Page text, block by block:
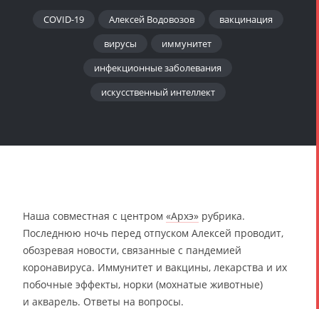
COVID-19 Алексей Водовозов
вакцинация
вирусы
иммунитет
инфекционные заболевания
искусственный интеллект
Наша совместная с центром «Архэ» рубрика.
Последнюю ночь перед отпуском Алексей проводит,
обозревая новости, связанные с пандемией
коронавируса. Иммунитет и вакцины, лекарства и их
побочные эффекты, норки (мохнатые животные)
и акварель. Ответы на вопросы.